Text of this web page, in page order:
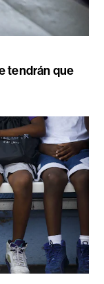
tendrán que